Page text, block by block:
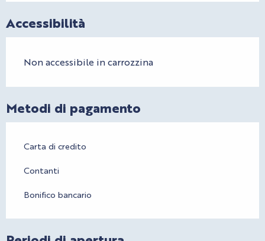
Accessibilità
Non accessibile in carrozzina
Metodi di pagamento
Carta di credito
Contanti
Bonifico bancario